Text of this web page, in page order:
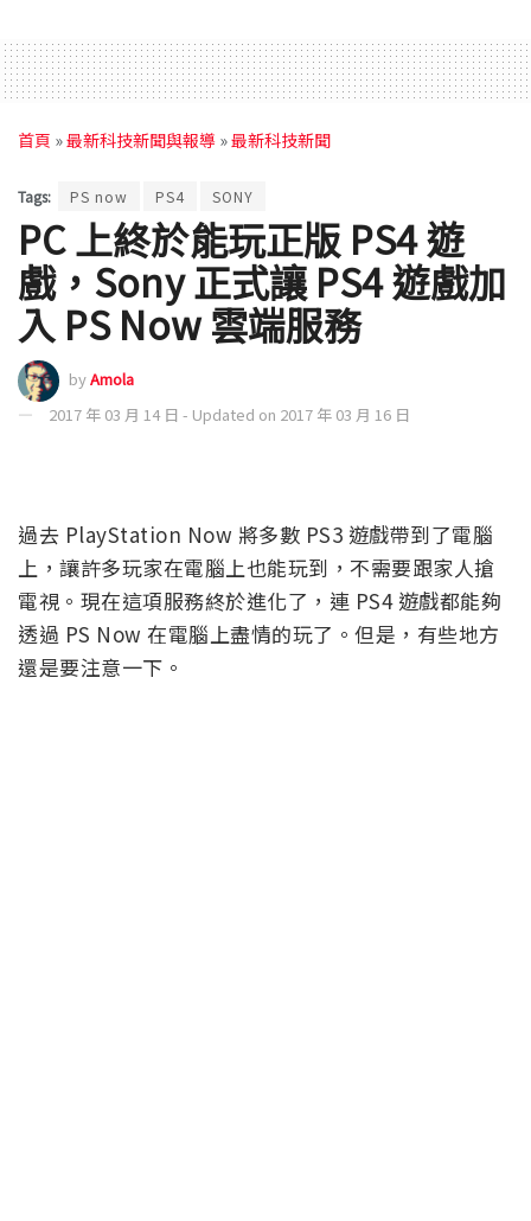
首頁 »最新科技新聞與報導 »最新科技新聞
Tags: PS now PS4 SONY
PC 上終於能玩正版 PS4 遊
戲，Sony 正式讓 PS4 遊戲加
入 PS Now 雲端服務
byAmola
2017 年 03 月 14 日 - Updated on 2017 年 03 月 16 日
過去 PlayStation Now 將多數 PS3 遊戲帶到了電腦
上，讓許多玩家在電腦上也能玩到，不需要跟家人搶
電視。現在這項服務終於進化了，連 PS4 遊戲都能夠
透過 PS Now 在電腦上盡情的玩了。但是，有些地方
還是要注意一下。